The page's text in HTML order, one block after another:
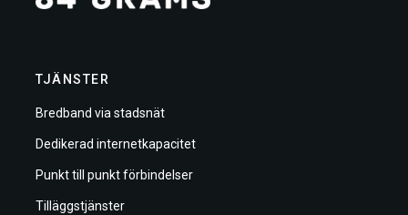
TJÄNSTER
Bredband via stadsnät
Dedikerad internetkapacitet
Punkt till punkt förbindelser
Tilläggstjänster